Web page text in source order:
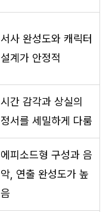
서사 완성도와 캐릭터
설계가 안정적
시간 감각과 상실의
정서를 세밀하게 다룸
에피소드형 구성과 음
악, 연출 완성도가 높
음